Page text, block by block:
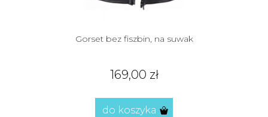
Gorset bez fiszbin, na suwak
169,00 zł
do koszyka